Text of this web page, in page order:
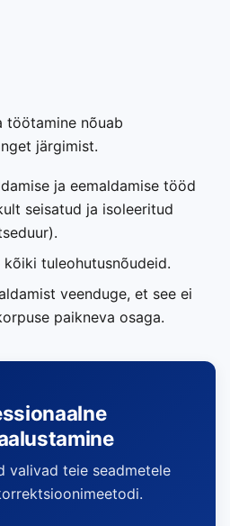
töötamine nõuab
järgimist.
ja eemaldamise tööd
seisatud ja isoleeritud
tuleohutusnõudeid.
veenduge, et see ei
paikneva osaga.
valivad teie seadmetele